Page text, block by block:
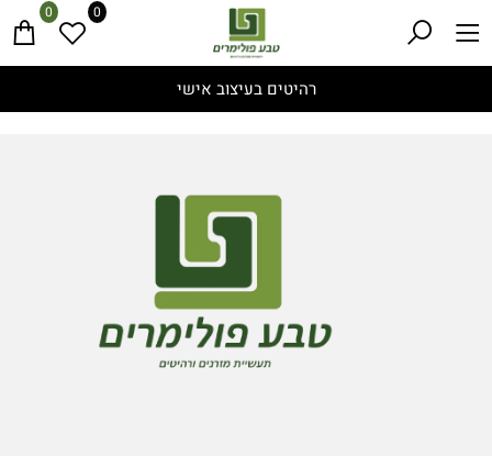
רהיטים בעיצוב אישי
0 0